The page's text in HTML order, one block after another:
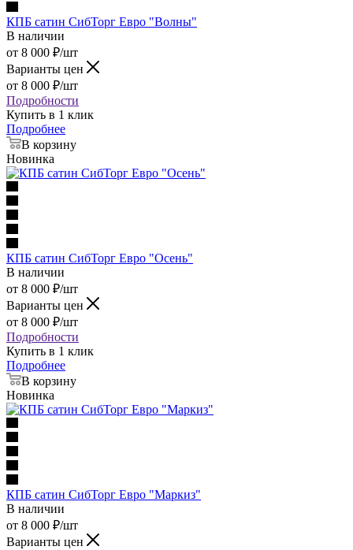
КПБ сатин СибТорг Евро "Волны"
В наличии
от 8 000 ₽/шт
Варианты цен
от 8 000 ₽/шт
Подробности
Купить в 1 клик
Подробнее
В корзину
Новинка
КПБ сатин СибТорг Евро "Осень"
В наличии
от 8 000 ₽/шт
Варианты цен
от 8 000 ₽/шт
Подробности
Купить в 1 клик
Подробнее
В корзину
Новинка
КПБ сатин СибТорг Евро "Маркиз"
В наличии
от 8 000 ₽/шт
Варианты цен